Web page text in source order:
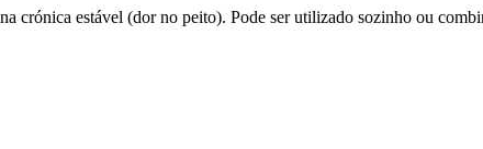
crónica estável (dor no peito). Pode ser utilizado sozinho ou